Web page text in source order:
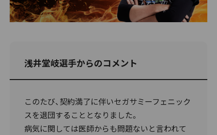
浅井堂岐選手からのコメント
このたび、契約満了に伴いセガサミーフェニック
スを退団することとなりました。
病気に関しては医師からも問題ないと言われて